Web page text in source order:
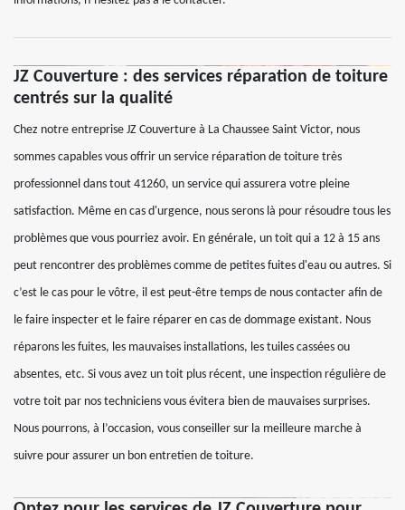
JZ Couverture : des services réparation de toiture
centrés sur la qualité
Chez notre entreprise JZ Couverture à La Chaussee Saint Victor, nous
sommes capables vous offrir un service réparation de toiture très
professionnel dans tout 41260, un service qui assurera votre pleine
satisfaction. Même en cas d'urgence, nous serons là pour résoudre tous les
problèmes que vous pourriez avoir. En générale, un toit qui a 12 à 15 ans
peut rencontrer des problèmes comme de petites fuites d'eau ou autres. Si
c’est le cas pour le vôtre, il est peut-être temps de nous contacter afin de
le faire inspecter et le faire réparer en cas de dommage existant. Nous
réparons les fuites, les mauvaises installations, les tuiles cassées ou
absentes, etc. Si vous avez un toit plus récent, une inspection régulière de
votre toit par nos techniciens vous évitera bien de mauvaises surprises.
Nous pourrons, à l’occasion, vous conseiller sur la meilleure marche à
suivre pour assurer un bon entretien de toiture.